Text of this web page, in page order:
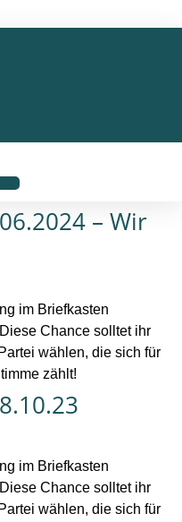
– Wir
im Briefkasten
Chance solltet ihr
wählen, die sich für
zählt!
im Briefkasten
Chance solltet ihr
wählen, die sich für